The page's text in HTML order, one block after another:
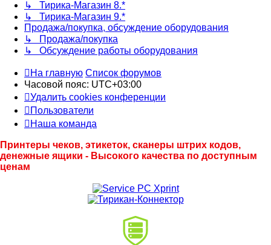
↳ Тирика-Магазин 8.*
↳ Тирика-Магазин 9.*
Продажа/покупка, обсуждение оборудования
↳ Продажа/покупка
↳ Обсуждение работы оборудования
На главную Список форумов
Часовой пояс: UTC+03:00
Удалить cookies конференции
Пользователи
Наша команда
Принтеры чеков, этикеток, сканеры штрих кодов,
денежные ящики - Высокого качества по доступным
ценам